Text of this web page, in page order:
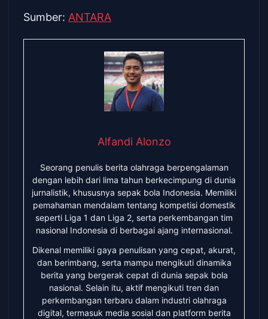
Sumber: ANTARA
Alfandi Alonzo
Seorang penulis berita olahraga berpengalaman
dengan lebih dari lima tahun berkecimpung di dunia
jurnalistik, khususnya sepak bola Indonesia. Memiliki
pemahaman mendalam tentang kompetisi domestik
seperti Liga 1 dan Liga 2, serta perkembangan tim
nasional Indonesia di berbagai ajang internasional.
Dikenal memiliki gaya penulisan yang cepat, akurat,
dan berimbang, serta mampu mengikuti dinamika
berita yang bergerak cepat di dunia sepak bola
nasional. Selain itu, aktif mengikuti tren dan
perkembangan terbaru dalam industri olahraga
digital, termasuk media sosial dan platform berita